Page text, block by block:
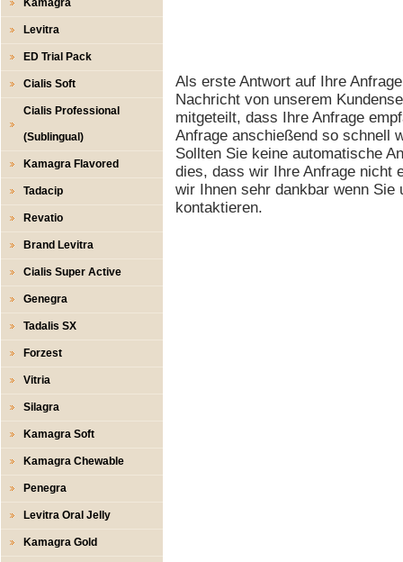
Kamagra
Levitra
ED Trial Pack
Cialis Soft
Cialis Professional
(Sublingual)
Kamagra Flavored
Tadacip
Revatio
Brand Levitra
Cialis Super Active
Genegra
Tadalis SX
Forzest
Vitria
Silagra
Kamagra Soft
Kamagra Chewable
Penegra
Levitra Oral Jelly
Kamagra Gold
Als erste Antwort auf Ihre
Nachricht von unserem
mitgeteilt, dass Ihre Anfrage
Anfrage anschießend so schnell
Sollten Sie keine automatische
dies, dass wir Ihre Anfrage nicht
wir Ihnen sehr dankbar wenn Sie
kontaktieren.